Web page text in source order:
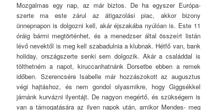
Mozgalmas egy nap, az már biztos. De ha egyszer Európa-
szerte ma este zárul az átigazolási piac, akkor bizony
ünnepnapon is dolgozni kell, akár éjszakába nyúlóan is. Este 11
óráig bármi megtörténhet, és a menedzser által összeírt listán
lévő nevektől is meg kell szabadulnia a klubnak. Hétfő van, bank
holiday, országszerte senki sem dolgozik. Akár a családdal is
tölthetném a napot, kiruccanhatnánk Dorsetbe ebben a remek
időben. Szerencsére Isabelle már hozzászokott az augusztus
végi hajtáshoz, és nem gondol olyasmikre, hogy Giggsékkel
járnánk kurvázni ilyentájt. De nagyon megértő, és szükségem is
van a támogatására az ilyen napok után, amikor Mendes- meg